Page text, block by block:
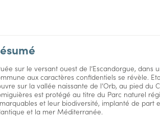
sur le versant ouest de l’Escandorgue,
aux caractères confidentiels se révèle.
sur la vallée naissante de l’Orb, au pied du
est protégé au titre du Parc naturel
et leur biodiversité, implanté de part
et la mer Méditerranée.